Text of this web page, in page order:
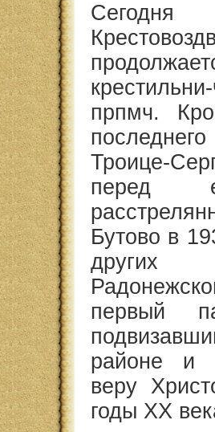
прпмч.
Троице-
перед
Бутово в
других
первый
районе и
веру
годы ХХ